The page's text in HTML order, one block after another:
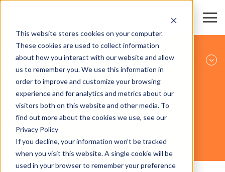
This website stores cookies on your computer.
These cookies are used to collect information
about how you interact with our website and allow
us to remember you. We use this information in
order to improve and customize your browsing
experience and for analytics and metrics about our
visitors both on this website and other media. To
find out more about the cookies we use, see our
Privacy Policy
If you decline, your information won’t be tracked
when you visit this website. A single cookie will be
used in your browser to remember your preference
AXESS FLAP 600
ОБОРУДОВАНИЕ
ГОРНОЛЫЖНЫЕ РЕГИОНЫ И КАНАТНЫЕ
ДОРОГИ